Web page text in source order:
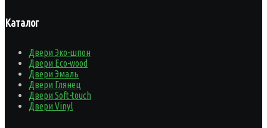
Каталог
Двери Эко-шпон
Двери Eco-wood
Двери Эмаль
Двери Глянец
Двери Soft-touch
Двери Vinyl